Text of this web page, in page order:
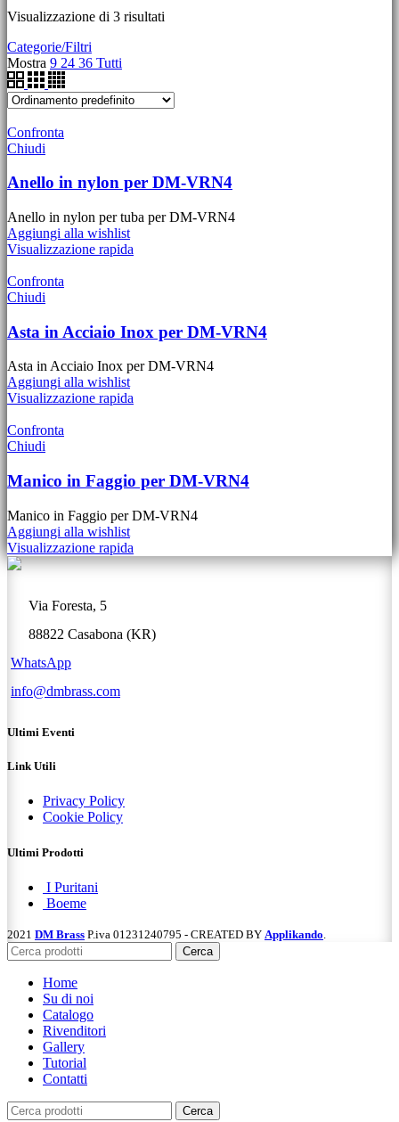
Visualizzazione di 3 risultati
Categorie/Filtri
Mostra 9 24 36 Tutti
Confronta
Chiudi
Anello in nylon per DM-VRN4
Anello in nylon per tuba per DM-VRN4
Aggiungi alla wishlist
Visualizzazione rapida
Confronta
Chiudi
Asta in Acciaio Inox per DM-VRN4
Asta in Acciaio Inox per DM-VRN4
Aggiungi alla wishlist
Visualizzazione rapida
Confronta
Chiudi
Manico in Faggio per DM-VRN4
Manico in Faggio per DM-VRN4
Aggiungi alla wishlist
Visualizzazione rapida
Via Foresta, 5
88822 Casabona (KR)
WhatsApp
info@dmbrass.com
Ultimi Eventi
Link Utili
Privacy Policy
Cookie Policy
Ultimi Prodotti
I Puritani
Boeme
2021 DM Brass P.iva 01231240795 - CREATED BY Applikando
Cerca
Home
Su di noi
Catalogo
Rivenditori
Gallery
Tutorial
Contatti
Cerca